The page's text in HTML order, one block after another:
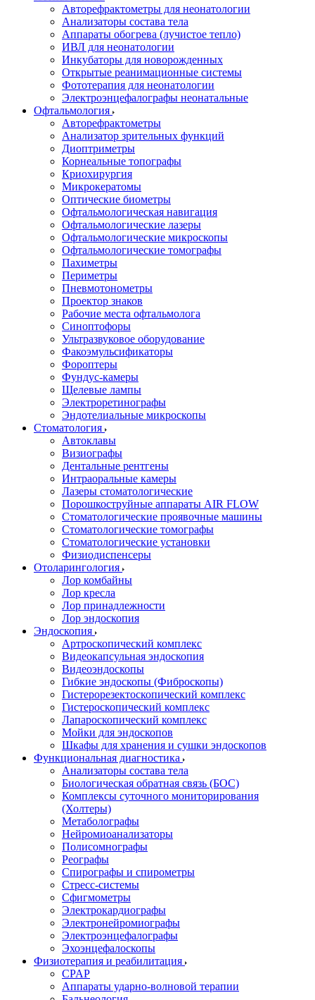
Авторефрактометры для неонатологии
Анализаторы состава тела
Аппараты обогрева (лучистое тепло)
ИВЛ для неонатологии
Инкубаторы для новорожденных
Открытые реанимационные системы
Фототерапия для неонатологии
Электроэнцефалографы неонатальные
Офтальмология
Авторефрактометры
Анализатор зрительных функций
Диоптриметры
Корнеальные топографы
Криохирургия
Микрокератомы
Оптические биометры
Офтальмологическая навигация
Офтальмологические лазеры
Офтальмологические микроскопы
Офтальмологические томографы
Пахиметры
Периметры
Пневмотонометры
Проектор знаков
Рабочие места офтальмолога
Синоптофоры
Ультразвуковое оборудование
Факоэмульсификаторы
Фороптеры
Фундус-камеры
Щелевые лампы
Электроретинографы
Эндотелиальные микроскопы
Стоматология
Автоклавы
Визиографы
Дентальные рентгены
Интраоральные камеры
Лазеры стоматологические
Порошкоструйные аппараты AIR FLOW
Стоматологические проявочные машины
Стоматологические томографы
Стоматологические установки
Физиодиспенсеры
Отоларингология
Лор комбайны
Лор кресла
Лор принадлежности
Лор эндоскопия
Эндоскопия
Артроскопический комплекс
Видеокапсульная эндоскопия
Видеоэндоскопы
Гибкие эндоскопы (Фиброcкопы)
Гистерорезектоскопический комплекс
Гистероскопический комплекс
Лапароскопический комплекс
Мойки для эндоскопов
Шкафы для хранения и сушки эндоскопов
Функциональная диагностика
Анализаторы состава тела
Биологическая обратная связь (БОС)
Комплексы суточного мониторирования
(Холтеры)
Метаболографы
Нейромиоанализаторы
Полисомнографы
Реографы
Спирографы и спирометры
Стресс-системы
Сфигмометры
Электрокардиографы
Электронейромиографы
Электроэнцефалографы
Эхоэнцефалоскопы
Физиотерапия и реабилитация
CPAP
Аппараты ударно-волновой терапии